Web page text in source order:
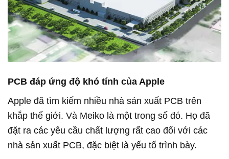
PCB đáp ứng độ khó tính của Apple
Apple đã tìm kiếm nhiều nhà sản xuất PCB trên
khắp thế giới. Và Meiko là một trong số đó. Họ đã
đặt ra các yêu cầu chất lượng rất cao đối với các
nhà sản xuất PCB, đặc biệt là yếu tố trình bày.